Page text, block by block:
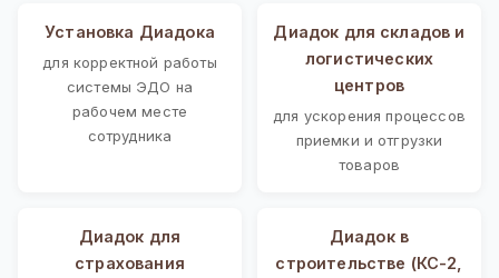
Установка Диадока
для корректной работы
системы ЭДО на
рабочем месте
сотрудника
Диадок для складов и
логистических
центров
для ускорения процессов
приемки и отгрузки
товаров
Диадок для
страхования
Диадок в
строительстве (КС-2,